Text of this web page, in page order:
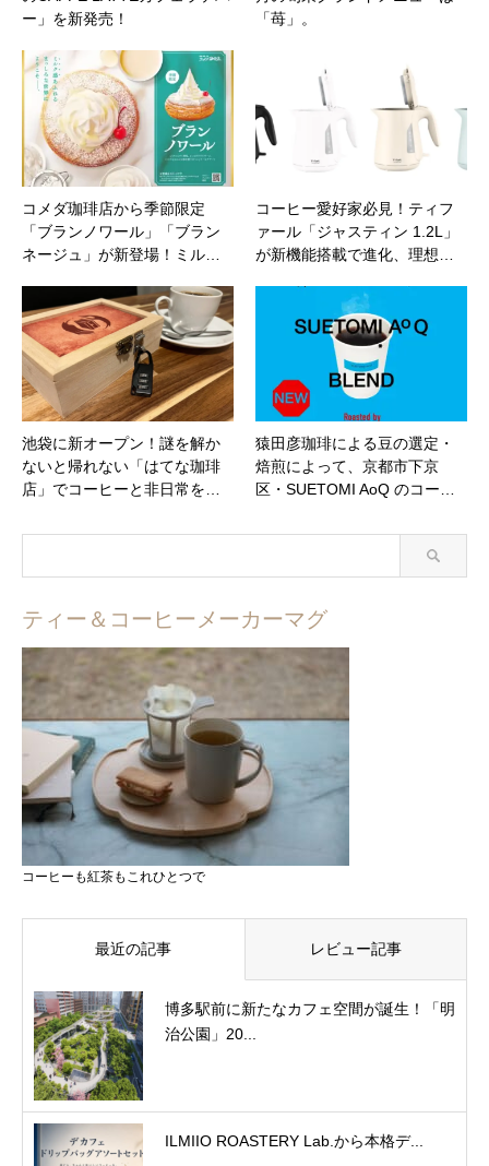
ー」を新発売！
「苺」。
コメダ珈琲店から季節限定
「ブランノワール」「ブラン
ネージュ」が新登場！ミル…
コーヒー愛好家必見！ティフ
ァール「ジャスティン 1.2L」
が新機能搭載で進化、理想…
池袋に新オープン！謎を解か
ないと帰れない「はてな珈琲
店」でコーヒーと非日常を…
猿田彦珈琲による豆の選定・
焙煎によって、京都市下京
区・SUETOMI AoQ のコー…
ティー＆コーヒーメーカーマグ
コーヒーも紅茶もこれひとつで
最近の記事 レビュー記事
博多駅前に新たなカフェ空間が誕生！「明
治公園」20...
ILMIIO ROASTERY Lab.から本格デ...